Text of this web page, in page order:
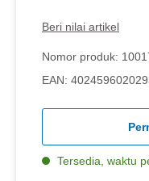
Beri nilai artikel
Nomor produk:
EAN:
Tersedia, waktu